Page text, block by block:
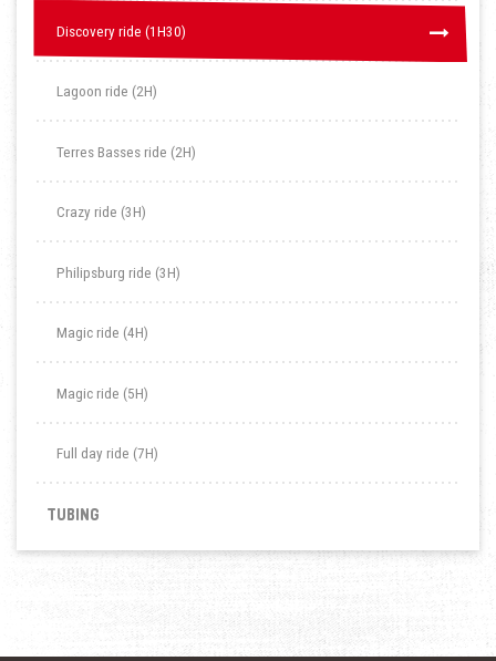
Discovery ride (1H30)
Discovery ride (1H30)
Lagoon ride (2H)
Terres Basses ride (2H)
Crazy ride (3H)
Philipsburg ride (3H)
Magic ride (4H)
Magic ride (5H)
Full day ride (7H)
TUBING